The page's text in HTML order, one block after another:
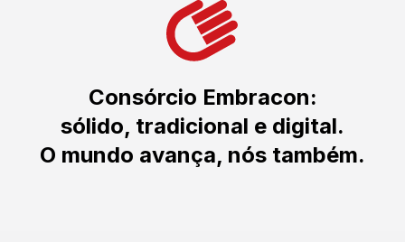
Consórcio Embracon:
sólido, tradicional e digital.
O mundo avança, nós também.